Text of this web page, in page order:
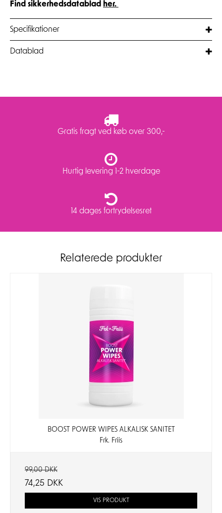
Find sikkerhedsdatablad her.
Specifikationer
Datablad
Gratis fragt ved køb over 300,-
Hurtig levering 1-2 hverdage
14 dages fortrydelsesret
Relaterede produkter
BOOST POWER WIPES ALKALISK SANITET
Frk. Friis
99,00 DKK
74,25 DKK
VIS PRODUKT